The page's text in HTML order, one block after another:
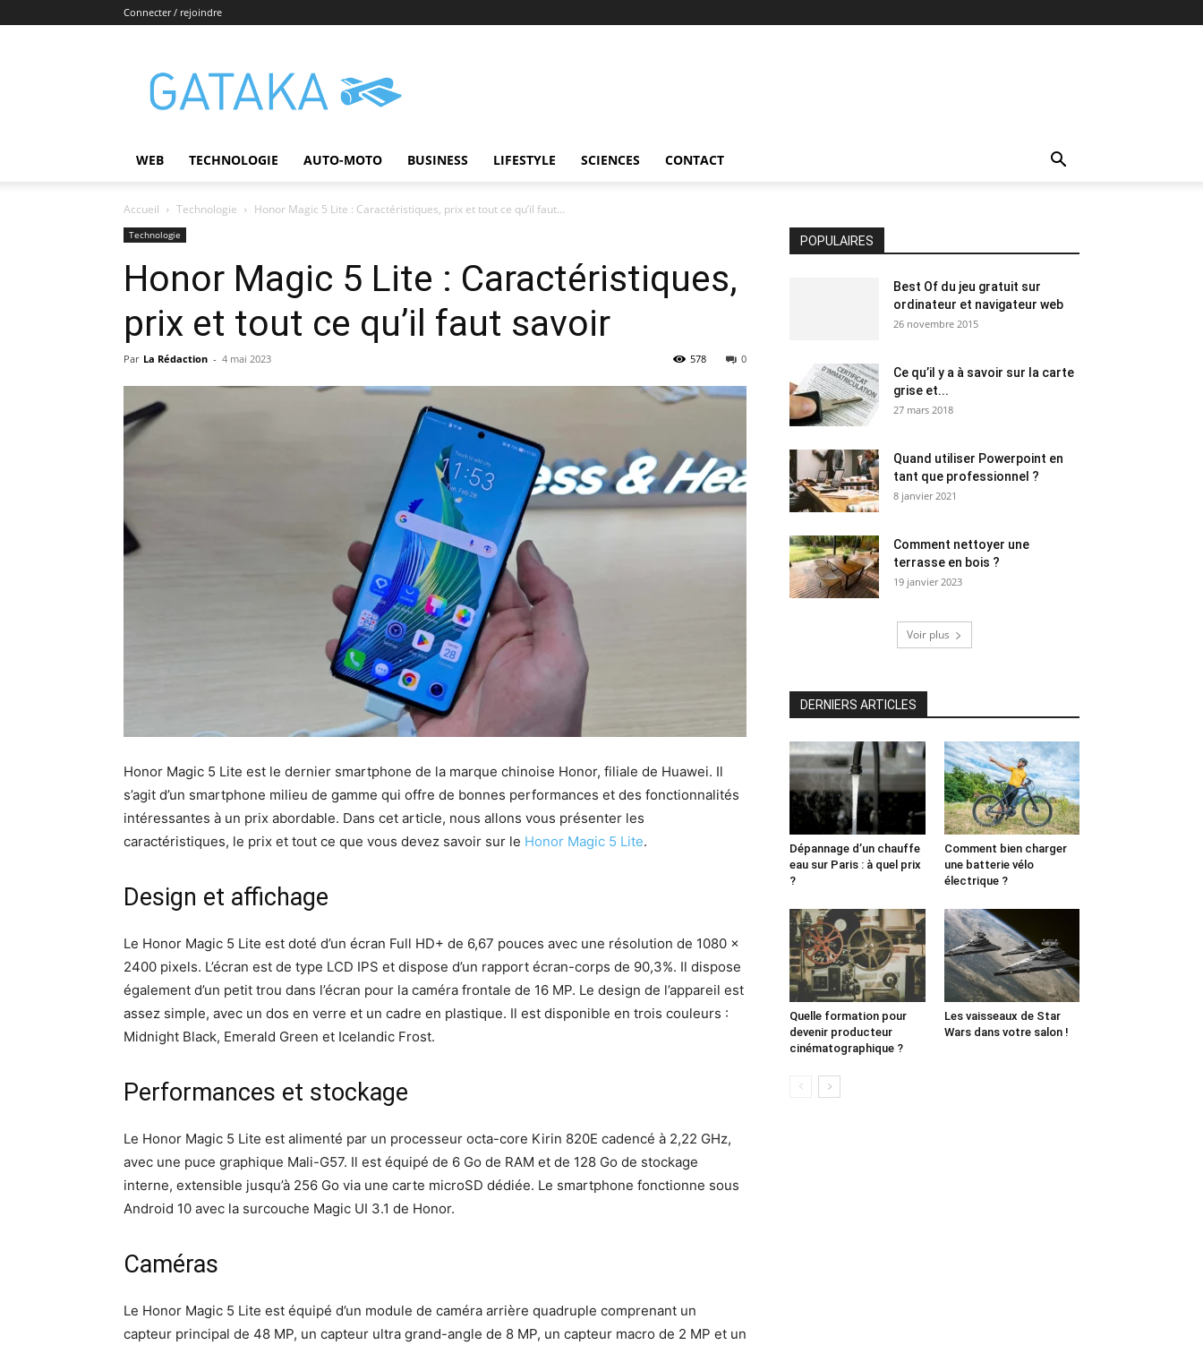
Connecter / rejoindre
WEB TECHNOLOGIE AUTO-MOTO BUSINESS LIFESTYLE SCIENCES CONTACT
Accueil Technologie Honor Magic 5 Lite : Caractéristiques, prix et tout ce qu’il faut...
Technologie
Honor Magic 5 Lite : Caractéristiques,
prix et tout ce qu’il faut savoir
Par La Rédaction - 4 mai 2023 0
578
Honor Magic 5 Lite est le dernier smartphone de la marque chinoise Honor, filiale de Huawei. Il
s’agit d’un smartphone milieu de gamme qui offre de bonnes performances et des fonctionnalités
intéressantes à un prix abordable. Dans cet article, nous allons vous présenter les
caractéristiques, le prix et tout ce que vous devez savoir sur le Honor Magic 5 Lite.
Design et affichage
Le Honor Magic 5 Lite est doté d’un écran Full HD+ de 6,67 pouces avec une résolution de 1080 x
2400 pixels. L’écran est de type LCD IPS et dispose d’un rapport écran-corps de 90,3%. Il dispose
également d’un petit trou dans l’écran pour la caméra frontale de 16 MP. Le design de l’appareil est
assez simple, avec un dos en verre et un cadre en plastique. Il est disponible en trois couleurs :
Midnight Black, Emerald Green et Icelandic Frost.
Performances et stockage
Le Honor Magic 5 Lite est alimenté par un processeur octa-core Kirin 820E cadencé à 2,22 GHz,
avec une puce graphique Mali-G57. Il est équipé de 6 Go de RAM et de 128 Go de stockage
interne, extensible jusqu’à 256 Go via une carte microSD dédiée. Le smartphone fonctionne sous
Android 10 avec la surcouche Magic UI 3.1 de Honor.
Caméras
Le Honor Magic 5 Lite est équipé d’un module de caméra arrière quadruple comprenant un
capteur principal de 48 MP, un capteur ultra grand-angle de 8 MP, un capteur macro de 2 MP et un
POPULAIRES
Best Of du jeu gratuit sur
ordinateur et navigateur web
26 novembre 2015
Ce qu’il y a à savoir sur la carte
grise et...
27 mars 2018
Quand utiliser Powerpoint en
tant que professionnel ?
8 janvier 2021
Comment nettoyer une
terrasse en bois ?
19 janvier 2023
Voir plus
DERNIERS ARTICLES
Dépannage d’un chauffe
eau sur Paris : à quel prix
?
Comment bien charger
une batterie vélo
électrique ?
Quelle formation pour
devenir producteur
cinématographique ?
Les vaisseaux de Star
Wars dans votre salon !